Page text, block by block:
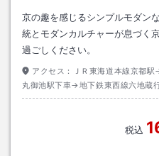
京の趣を感じるシンプルモダン
統とモダンカルチャーが息づく
過ごしください。
アクセス：
ＪＲ東海道本線京都
丸御池駅下車→地下鉄東西線六地蔵
口→徒歩約１分
税込